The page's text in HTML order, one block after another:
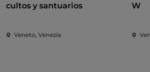
cultos y santuarios
Veneto, Venezia
W